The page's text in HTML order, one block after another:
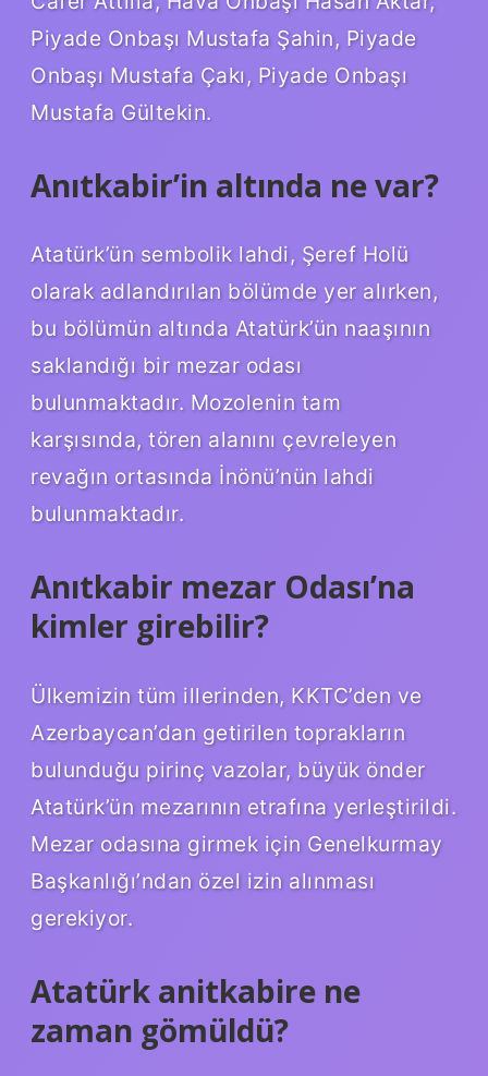
Piyade Onbaşı Mustafa Şahin, Piyade
Onbaşı Mustafa Çakı, Piyade Onbaşı
Mustafa Gültekin.
Anıtkabir’in altında ne var?
Atatürk’ün sembolik lahdi, Şeref Holü
olarak adlandırılan bölümde yer alırken,
bu bölümün altında Atatürk’ün naaşının
saklandığı bir mezar odası
bulunmaktadır. Mozolenin tam
karşısında, tören alanını çevreleyen
revağın ortasında İnönü’nün lahdi
bulunmaktadır.
Anıtkabir mezar Odası’na
kimler girebilir?
Ülkemizin tüm illerinden, KKTC’den ve
Azerbaycan’dan getirilen toprakların
bulunduğu pirinç vazolar, büyük önder
Atatürk’ün mezarının etrafına yerleştirildi.
Mezar odasına girmek için Genelkurmay
Başkanlığı’ndan özel izin alınması
gerekiyor.
Atatürk anitkabire ne
zaman gömüldü?